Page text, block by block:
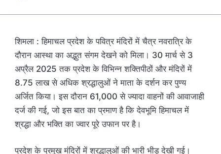
शिमला : हिमाचल प्रदेश के पवित्र मंदिरों में चैत्र नवरात्रि के
दौरान आस्था का अद्भुत संगम देखने को मिला। 30 मार्च से 3
अप्रैल 2025 तक प्रदेश के विभिन्न शक्तिपीठों और मंदिरों में
8.75 लाख से अधिक श्रद्धालुओं ने माता के दर्शन कर पुण्य
अर्जित किया। इस दौरान 61,000 से ज्यादा वाहनों की आवाजाही
दर्ज की गई, जो इस बात का प्रमाण है कि देवभूमि हिमाचल में
श्रद्धा और भक्ति का ज्वार पूरे उफान पर है।
प्रदेश के प्रमुख मंदिरों में श्रद्धालुओं की भारी भीड़ देखी गई।